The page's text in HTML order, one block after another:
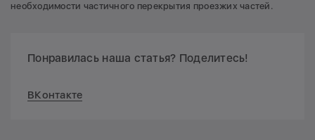
необходимости частичного перекрытия проезжих частей.
Понравилась наша статья? Поделитесь!
ВКонтакте